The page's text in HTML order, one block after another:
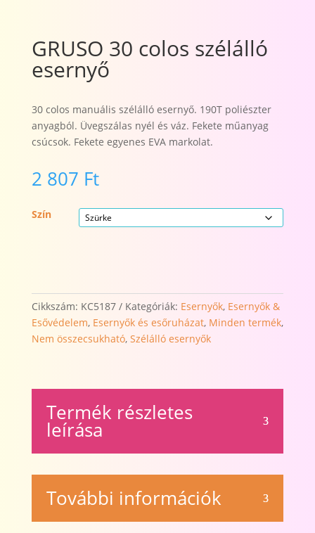
GRUSO 30 colos szélálló
esernyő
30 colos manuális szélálló esernyő. 190T poliészter
anyagból. Üvegszálas nyél és váz. Fekete műanyag
csúcsok. Fekete egyenes EVA markolat.
2 807 Ft
Szín
Cikkszám: KC5187 Kategóriák: Esernyők, Esernyők &
Esővédelem, Esernyők és esőruházat, Minden termék,
Nem összecsukható, Szélálló esernyők
Termék részletes
leírása
További információk